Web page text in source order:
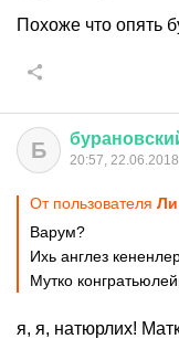
Похоже что опять
Б 20:57, 22.06.2018
От пользователя
Варум?
Ихь англез
Мутко
я, я, натюрлих!